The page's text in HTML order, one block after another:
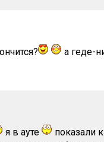
а геде-
я в ауте
показали